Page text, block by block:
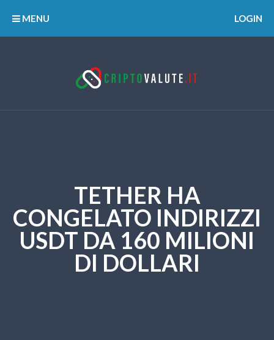
MENU LOGIN
TETHER HA
CONGELATO INDIRIZZI
USDT DA 160 MILIONI
DI DOLLARI